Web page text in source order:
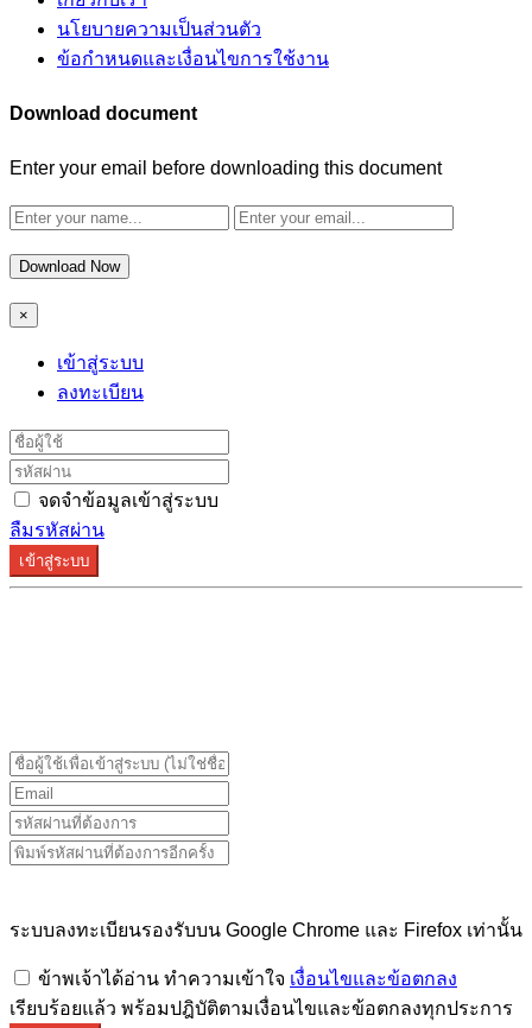
นโยบายความเป็นส่วนตัว
ข้อกำหนดและเงื่อนไขการใช้งาน
Download document
Enter your email before downloading this document
Download Now
×
เข้าสู่ระบบ
ลงทะเบียน
จดจำข้อมูลเข้าสู่ระบบ
ลืมรหัสผ่าน
เข้าสู่ระบบ
ระบบลงทะเบียนรองรับบน Google Chrome และ Firefox เท่านั้น
ข้าพเจ้าได้อ่าน ทำความเข้าใจ เงื่อนไขและข้อตกลง
เรียบร้อยแล้ว พร้อมปฎิบัติตามเงื่อนไขและข้อตกลงทุกประการ